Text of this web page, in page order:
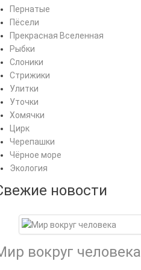
Пернатые
Пёсели
Прекрасная Вселенная
Рыбки
Слоники
Стрижики
Улитки
Уточки
Хомячки
Цирк
Черепашки
Чёрное море
Экология
новости
вокруг человека